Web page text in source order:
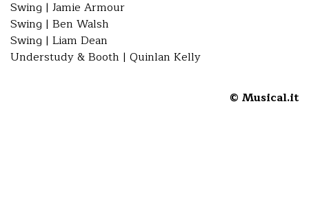
Swing | Jamie Armour
Swing | Ben Walsh
Swing | Liam Dean
Understudy & Booth | Quinlan Kelly
© Musical.it